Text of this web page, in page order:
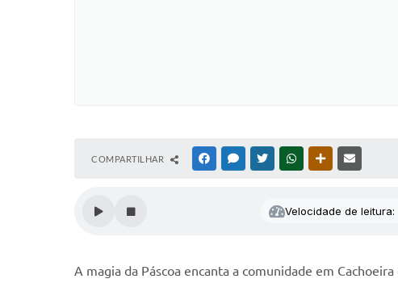
COMPARTILHAR FACEBOOKMESSENGER
TWITTERWHATSAPPOUTRAS MÍDIAS
Velocidade de leitura:
A magia da Páscoa encanta a comunidade em Cachoeira